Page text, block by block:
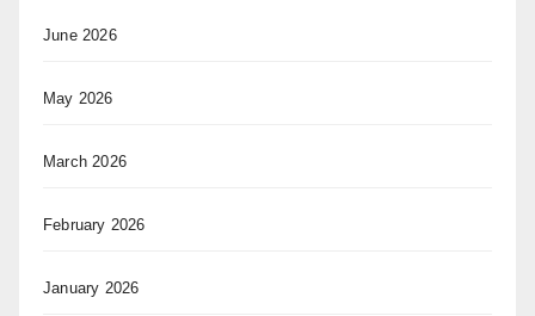
June 2026
May 2026
March 2026
February 2026
January 2026